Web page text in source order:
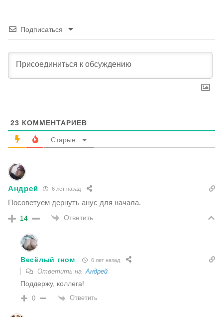
Подписаться
23 КОММЕНТАРИЕВ
Старые
Андрей 6 лет назад
Посоветуем дернуть анус для начала.
14 Ответить
Весёлый гном 6 лет назад
Ответить наАндрей
Поддержу, коллега!
0 Ответить